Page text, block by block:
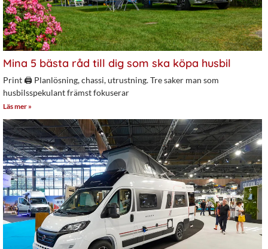
Mina 5 bästa råd till dig som ska köpa husbil
Print 🖨 Planlösning, chassi, utrustning. Tre saker man som
husbilsspekulant främst fokuserar
Läs mer »